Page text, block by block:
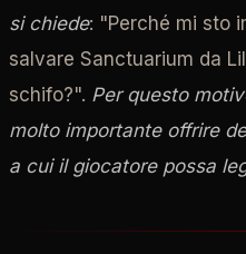
si chiede: "Perché mi sto
salvare Sanctuarium da
schifo?". Per questo
molto importante offrire
a cui il giocatore possa